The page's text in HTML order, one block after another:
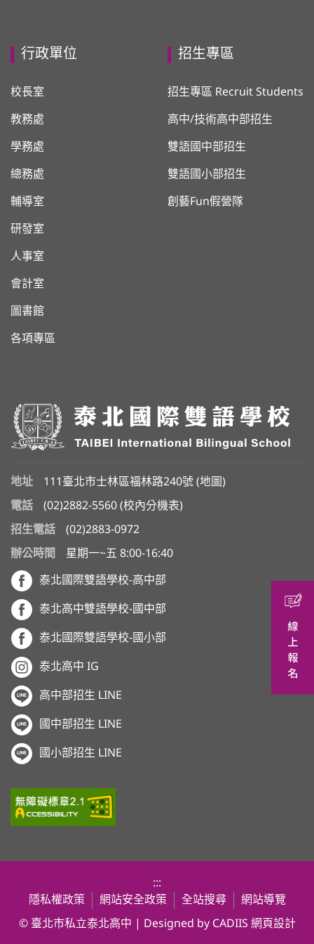
行政單位
校長室
教務處
學務處
總務處
輔導室
研發室
人事室
會計室
圖書館
各項專區
招生專區
招生專區 Recruit Students
高中/技術高中部招生
雙語國中部招生
雙語國小部招生
創藝Fun假營隊
地址 111臺北市士林區福林路240號 (地圖 )
電話
(02)2882-5560 (校內分機表)
招生電話
(02)2883-0972
辦公時間
星期一~五 8:00-16:40
泰北國際雙語學校-高中部
泰北高中雙語學校-國中部
泰北國際雙語學校-國小部
泰北高中 IG
高中部招生 LINE
國中部招生 LINE
國小部招生 LINE
:::
隱私權政策
網站安全政策 全站搜尋
網站導覽
© 臺北市私立泰北高中 | Designed by CADIIS 網頁設計